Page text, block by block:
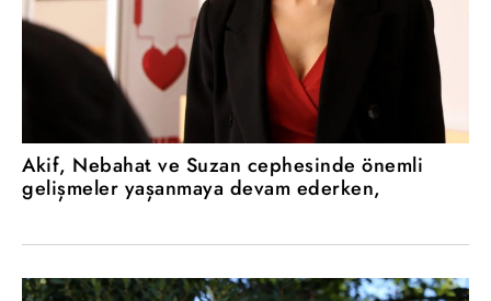
Akif, Nebahat ve Suzan cephesinde önemli
gelişmeler yaşanmaya devam ederken,